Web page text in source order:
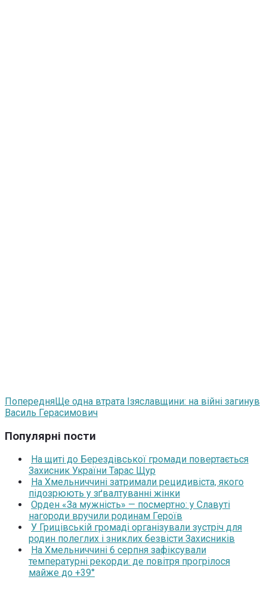
ПопередняЩе одна втрата Ізяславщини: на війні загинув
Василь Герасимович
Популярні пости
На щиті до Берездівської громади повертається
Захисник України Тарас Щур
На Хмельниччині затримали рецидивіста, якого
підозрюють у зґвалтуванні жінки
Орден «За мужність» — посмертно: у Славуті
нагороди вручили родинам Героїв
У Грицівській громаді організували зустріч для
родин полеглих і зниклих безвісти Захисників
На Хмельниччині 6 серпня зафіксували
температурні рекорди: де повітря прогрілося
майже до +39°